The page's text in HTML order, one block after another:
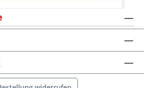
1100 Made In Germany!